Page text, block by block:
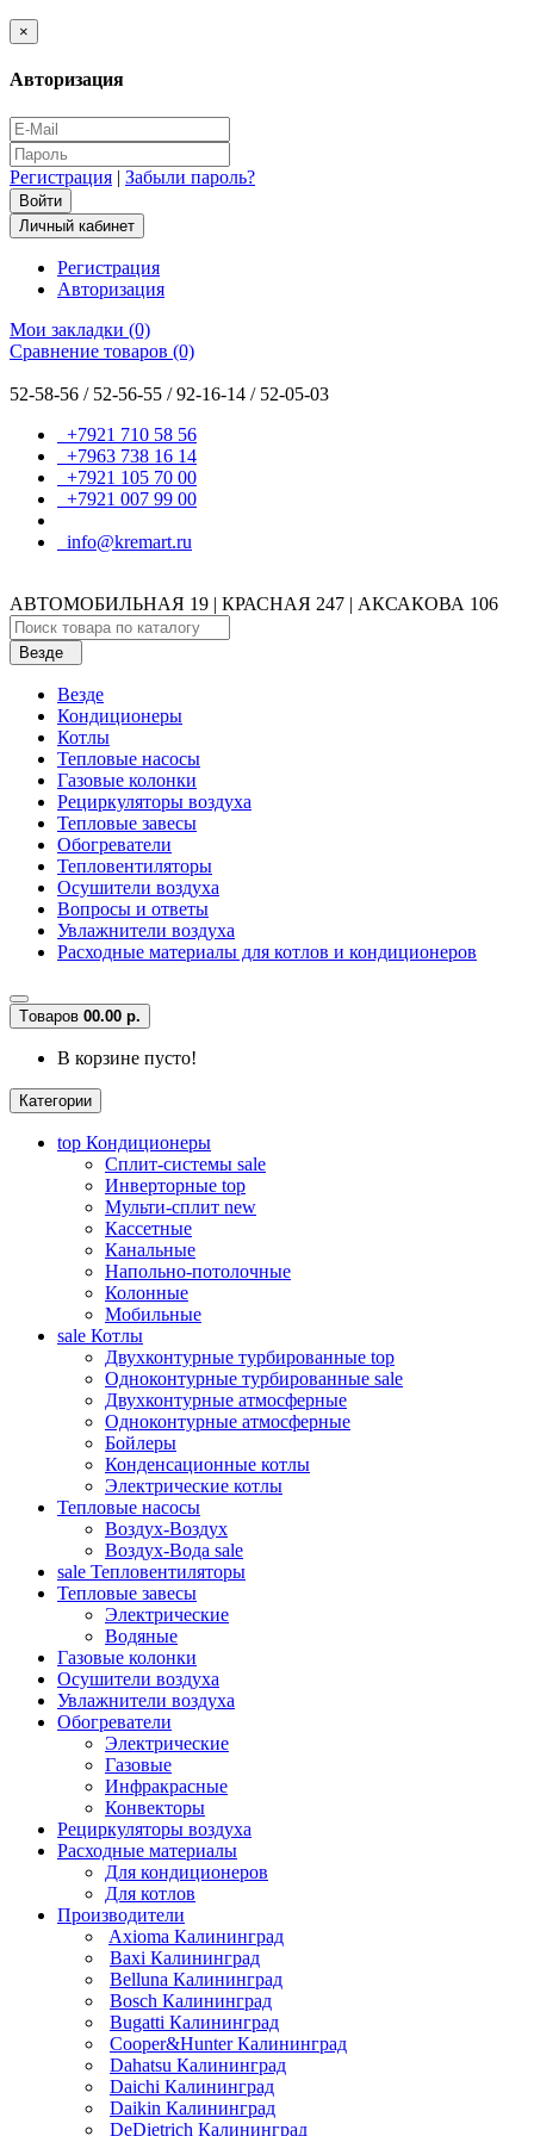
×
Авторизация
Регистрация | Забыли пароль?
Личный кабинет
Регистрация
Авторизация
Мои закладки (0)
Сравнение товаров (0)
52-58-56 / 52-56-55 / 92-16-14 / 52-05-03
+7921 710 58 56
+7963 738 16 14
+7921 105 70 00
+7921 007 99 00
info@kremart.ru
АВТОМОБИЛЬНАЯ 19 | КРАСНАЯ 247 | АКСАКОВА 106
Везде
Везде
Кондиционеры
Котлы
Тепловые насосы
Газовые колонки
Рециркуляторы воздуха
Тепловые завесы
Обогреватели
Тепловентиляторы
Осушители воздуха
Вопросы и ответы
Увлажнители воздуха
Расходные материалы для котлов и кондиционеров
Tоваров 00.00 р.
В корзине пусто!
Категории
top Кондиционеры
Сплит-системы sale
Инверторные top
Мульти-сплит new
Кассетные
Канальные
Напольно-потолочные
Колонные
Мобильные
sale Котлы
Двухконтурные турбированные top
Одноконтурные турбированные sale
Двухконтурные атмосферные
Одноконтурные атмосферные
Бойлеры
Конденсационные котлы
Электрические котлы
Тепловые насосы
Воздух-Воздух
Воздух-Вода sale
sale Тепловентиляторы
Тепловые завесы
Электрические
Водяные
Газовые колонки
Осушители воздуха
Увлажнители воздуха
Обогреватели
Электрические
Газовые
Инфракрасные
Конвекторы
Рециркуляторы воздуха
Расходные материалы
Для кондиционеров
Для котлов
Производители
Axioma Калининград
Baxi Калининград
Belluna Калининград
Bosch Калининград
Bugatti Калининград
Cooper&Hunter Калининград
Dahatsu Калининград
Daichi Калининград
Daikin Калининград
DeDietrich Калининград